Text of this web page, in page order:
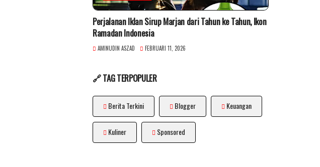
Perjalanan Iklan Sirup Marjan dari Tahun ke Tahun, Ikon
Ramadan Indonesia
AMINUDIN ASZAD FEBRUARI 11, 2026
🔗 TAG TERPOPULER
Berita Terkini Blogger Keuangan
Kuliner Sponsored